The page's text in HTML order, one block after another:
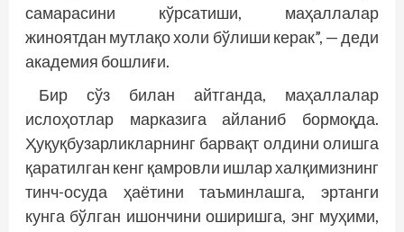
самарасини кўрсатиши, маҳаллалар
жиноятдан мутлақо холи бўлиши керак”, — деди
академия бошлиғи.
Бир сўз билан айтганда, маҳаллалар
ислоҳотлар марказига айланиб бормоқда.
Ҳуқуқбузарликларнинг барвақт олдини олишга
қаратилган кенг қамровли ишлар халқимизнинг
тинч-осуда ҳаётини таъминлашга, эртанги
кунга бўлган ишончини оширишга, энг муҳими,